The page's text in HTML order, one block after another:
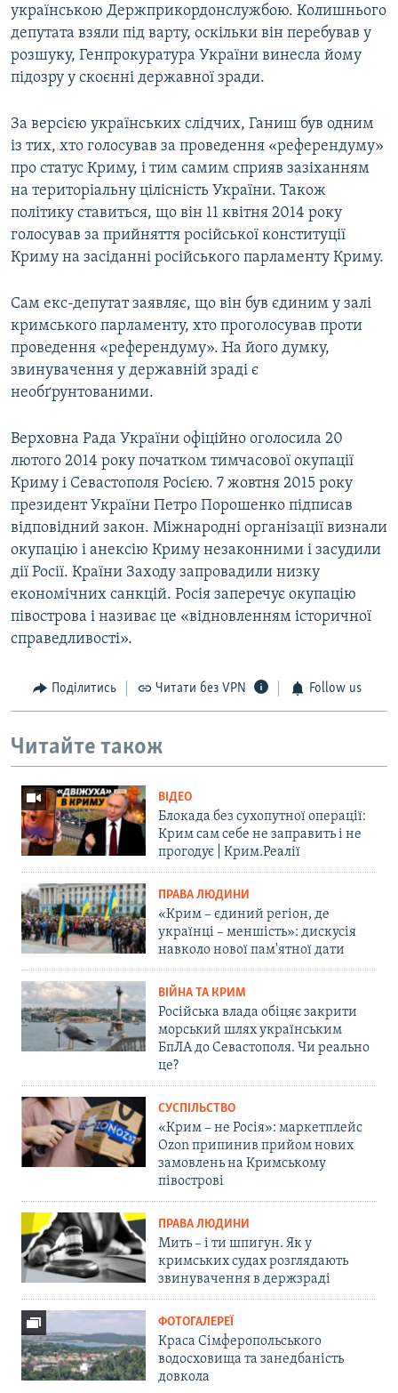
українською Держприкордонслужбою. Колишнього
депутата взяли під варту, оскільки він перебував у
розшуку, Генпрокуратура України винесла йому
підозру у скоєнні державної зради.
За версією українських слідчих, Ганиш був одним
із тих, хто голосував за проведення «референдуму»
про статус Криму, і тим самим сприяв зазіханням
на територіальну цілісність України. Також
політику ставиться, що він 11 квітня 2014 року
голосував за прийняття російської конституції
Криму на засіданні російського парламенту Криму.
Сам екс-депутат заявляє, що він був єдиним у залі
кримського парламенту, хто проголосував проти
проведення «референдуму». На його думку,
звинувачення у державній зраді є
необґрунтованими.
Верховна Рада України офіційно оголосила 20
лютого 2014 року початком тимчасової окупації
Криму і Севастополя Росією. 7 жовтня 2015 року
президент України Петро Порошенко підписав
відповідний закон. Міжнародні організації визнали
окупацію і анексію Криму незаконними і засудили
дії Росії. Країни Заходу запровадили низку
економічних санкцій. Росія заперечує окупацію
півострова і називає це «відновленням історичної
справедливості».
Поділитись Читати без VPN Follow us
Читайте також
ВІДЕО
Блокада без сухопутної операції:
Крим сам себе не заправить і не
прогодує | Крим.Реалії
ПРАВА ЛЮДИНИ
«Крим – єдиний регіон, де
українці – меншість»: дискусія
навколо нової пам'ятної дати
ВІЙНА ТА КРИМ
Російська влада обіцяє закрити
морський шлях українським
БпЛА до Севастополя. Чи реально
це?
СУСПІЛЬСТВО
«Крим – не Росія»: маркетплейс
Ozon припинив прийом нових
замовлень на Кримському
півострові
ПРАВА ЛЮДИНИ
Мить – і ти шпигун. Як у
кримських судах розглядають
звинувачення в держзраді
ФОТОГАЛЕРЕЇ
Краса Сімферопольського
водосховища та занедбаність
довкола